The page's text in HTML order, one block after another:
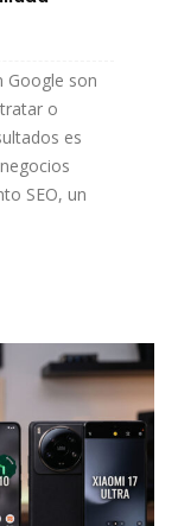
Google son
o
es
SEO, un